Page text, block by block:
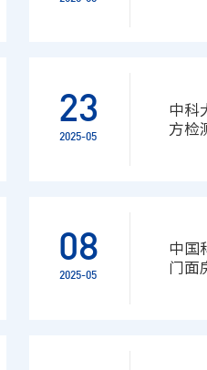
23
2025-05
中科
方检
08
2025-05
中国
门面